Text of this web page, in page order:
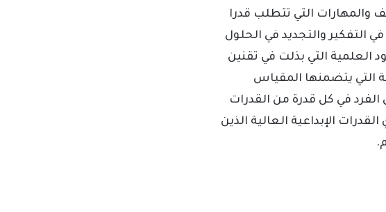
والمهارات التي تتطلب قدرا
التفكير والتجديد في الحلول
العلمية التي بذلت في تقنين
التي يتضمنها المقياس
الفرد في كل قدرة من القدرات
الإبداعية العالية الذين